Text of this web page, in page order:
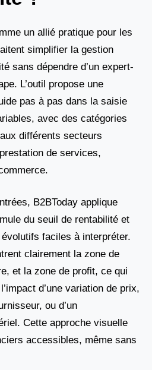
un allié pratique pour les
simplifier la gestion
sans dépendre d’un expert-
L’outil propose une
pas à pas dans la saisie
avec des catégories
différents secteurs
de services,
B2BToday applique
du seuil de rentabilité et
faciles à interpréter.
clairement la zone de
et la zone de profit, ce qui
d’une variation de prix,
ou d’un
Cette approche visuelle
accessibles, même sans